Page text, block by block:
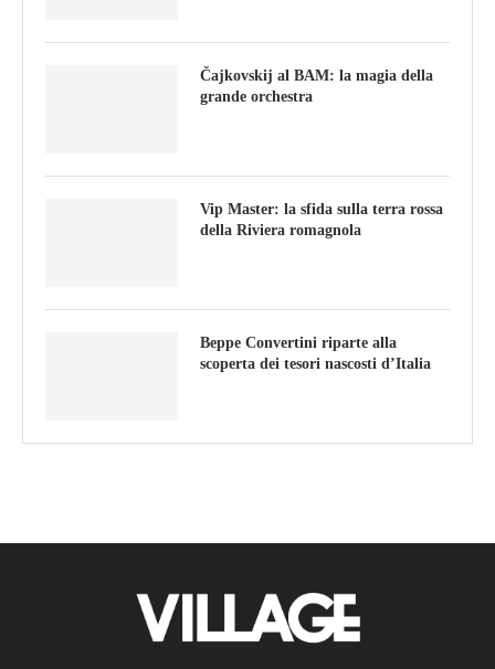
Čajkovskij al BAM: la magia della
grande orchestra
Vip Master: la sfida sulla terra rossa
della Riviera romagnola
Beppe Convertini riparte alla
scoperta dei tesori nascosti d’Italia